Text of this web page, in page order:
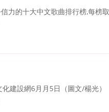
力的十大中文歌曲排行榜,每榜取
建設網6月月5日（圖文/楊光）